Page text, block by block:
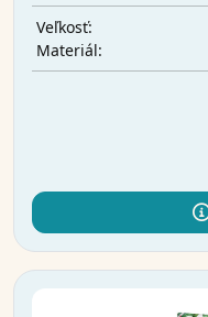
Veľkosť:
Materiál: